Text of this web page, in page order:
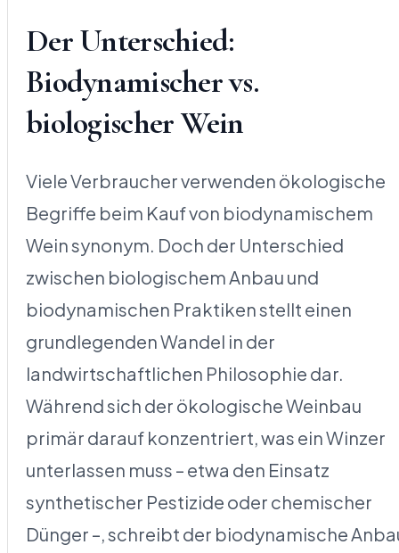
Der Unterschied:
Biodynamischer vs.
biologischer Wein
Viele Verbraucher verwenden ökologische
Begriffe beim Kauf von biodynamischem
Wein synonym. Doch der Unterschied
zwischen biologischem Anbau und
biodynamischen Praktiken stellt einen
grundlegenden Wandel in der
landwirtschaftlichen Philosophie dar.
Während sich der ökologische Weinbau
primär darauf konzentriert, was ein Winzer
unterlassen muss – etwa den Einsatz
synthetischer Pestizide oder chemischer
Dünger –, schreibt der biodynamische